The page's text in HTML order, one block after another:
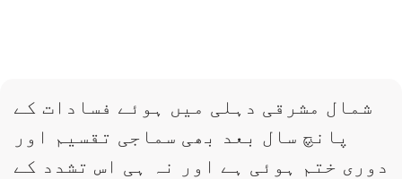
شمال مشرقی دہلی میں ہوئے فسادات کے
پانچ سال بعد بھی سماجی تقسیم اور
دوری ختم ہوئی ہے اور نہ ہی اس تشدد کے